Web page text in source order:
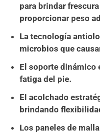
para brindar
proporcionar peso
La tecnologí­a
microbios que
El soporte dinámico
fatiga del pie.
El acolchado
brindando
Los paneles de